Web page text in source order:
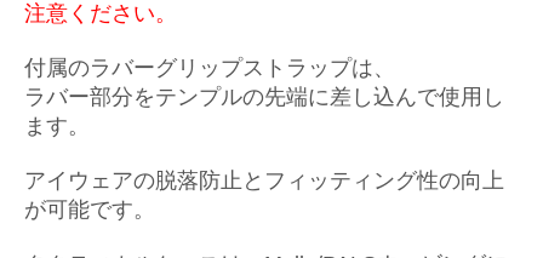
注意ください。
付属のラバーグリップストラップは、
ラバー部分をテンプルの先端に差し込んで使用し
ます。
アイウェアの脱落防止とフィッティング性の向上
が可能です。